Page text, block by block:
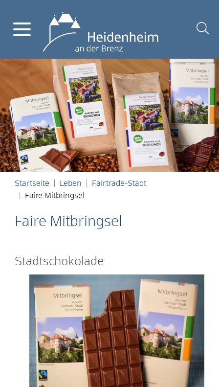
Startseite Leben
Fairtrade-Stadt
Faire Mitbringsel
Faire Mitbringsel
Stadtschokolade